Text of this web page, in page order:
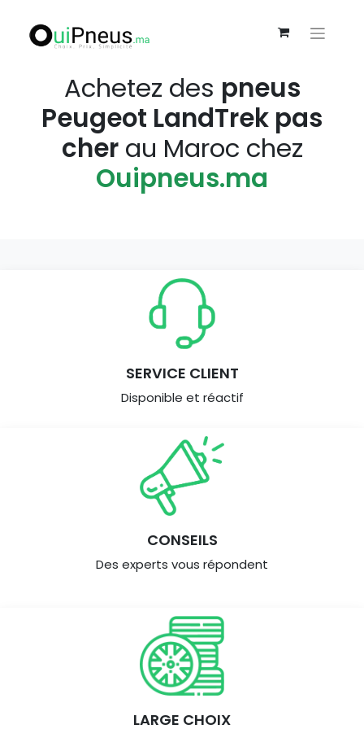
Achetez des pneus
Peugeot LandTrek pas
cherau Maroc chez
Ouipneus.ma
SERVICE CLIENT
Disponible et réactif
CONSEILS
Des experts vous répondent
LARGE CHOIX